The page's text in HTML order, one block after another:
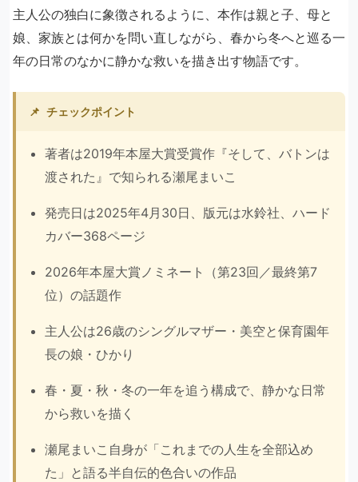
主人公の独白に象徴されるように、本作は親と子、母と
娘、家族とは何かを問い直しながら、春から冬へと巡る一
年の日常のなかに静かな救いを描き出す物語です。
📌 チェックポイント
著者は2019年本屋大賞受賞作『そして、バトンは
渡された』で知られる瀬尾まいこ
発売日は2025年4月30日、版元は水鈴社、ハード
カバー368ページ
2026年本屋大賞ノミネート（第23回／最終第7
位）の話題作
主人公は26歳のシングルマザー・美空と保育園年
長の娘・ひかり
春・夏・秋・冬の一年を追う構成で、静かな日常
から救いを描く
瀬尾まいこ自身が「これまでの人生を全部込め
た」と語る半自伝的色合いの作品